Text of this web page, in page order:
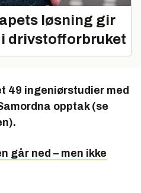
løsning gir
drivstofforbruket
49 ingeniørstudier med
opptak (se
går ned – men ikke